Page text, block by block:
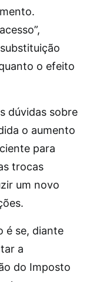
o efeito
dúvidas sobre
o aumento
para
trocas
um novo
é se, diante
a
do Imposto